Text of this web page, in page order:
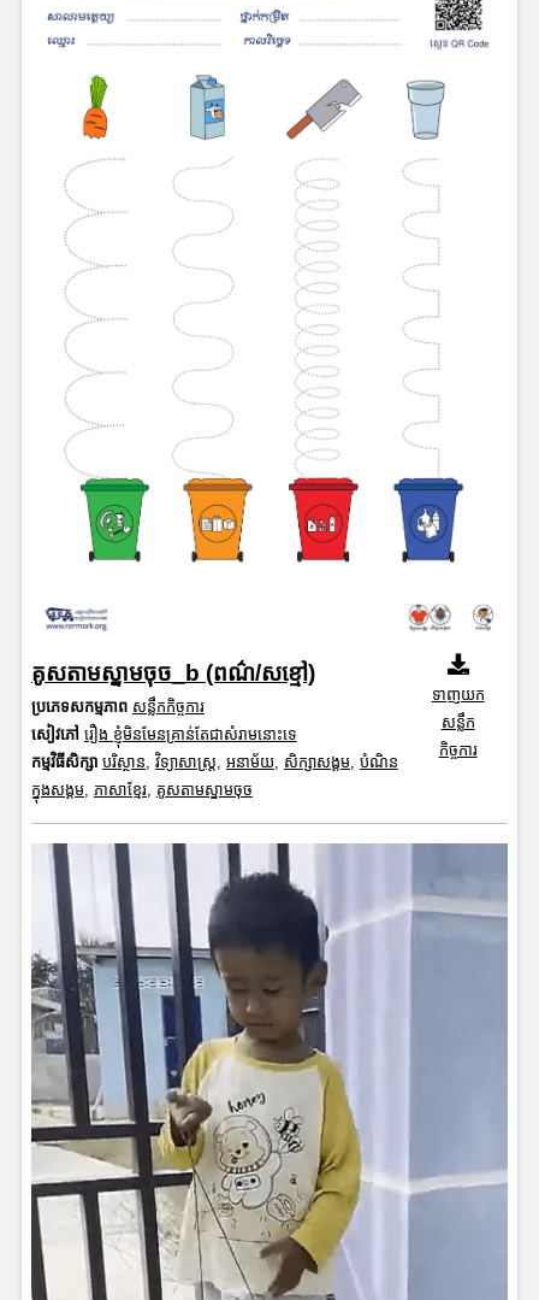
គូសតាមស្នាមចុច_b (ពណ៌/សខ្មៅ)
ប្រភេទសកម្មភាព សន្លឹកកិច្ចការ
សៀវភៅ រឿង ខ្ញុំមិនមែនគ្រាន់តែជាសំរាមនោះទេ
កម្មវិធីសិក្សា បរិស្ថាន វិទ្យាសាស្រ្ត អនាម័យ, សិក្សាសង្គម, បំណិន
ក្នុងសង្គម, ភាសាខ្មែរ, គូសតាមស្នាមចុច
ទាញយក
សន្លឹក
កិច្ចការ